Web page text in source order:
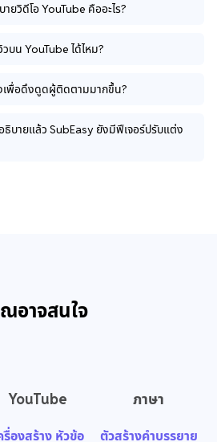
ยวิดีโอ YouTube คืออะไร?
บน YouTube ได้ไหม?
งเพื่อดึงดูดผู้ติดตามมากขึ้น?
ธิบายแล้ว SubEasy ยังมีฟีเจอร์ปรับแต่ง
อาจสนใจ
YouTube
รื่องสร้าง หัวข้อ
ภาษา
ตัวสร้างคำบรรยาย